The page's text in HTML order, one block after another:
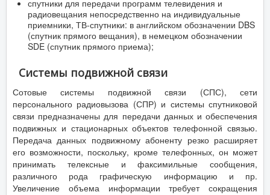
спутники для передачи программ телевидения и
радиовещания непосредственно на индивидуальные
приемники, ТВ-спутники: в английском обозначении DBS
(спутник прямого вещания), в немецком обозначении
SDE (спутник прямого приема);
Системы подвижной связи
Сотовые системы подвижной связи (СПС), сети
персонального радиовызова (СПР) и системы спутниковой
связи предназначены для передачи данных и обеспечения
подвижных и стационарных объектов телефонной связью.
Передача данных подвижному абоненту резко расширяет
его возможности, поскольку, кроме телефонных, он может
принимать телексные и факсимильные сообщения,
различного рода графическую информацию и пр.
Увеличение объема информации требует сокращения